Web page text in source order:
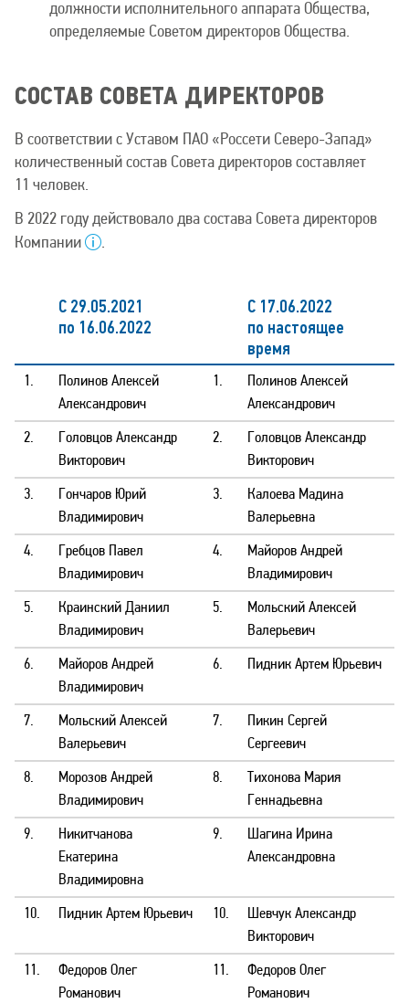
должности исполнительного аппарата Общества,
определяемые Советом директоров Общества.
СОСТАВ СОВЕТА ДИРЕКТОРОВ
В соответствии с Уставом ПАО «Россети Северо-Запад»
количественный состав Совета директоров составляет
11 человек.
В 2022 году действовало два состава Совета директоров
Компании
.
С 29.05.2021
по 16.06.2022
С 17.06.2022
по настоящее
время
1.
Полинов Алексей
Александрович
1.
Полинов Алексей
Александрович
2.
Головцов Александр
Викторович
2.
Головцов Александр
Викторович
3.
Гончаров Юрий
Владимирович
3.
Калоева Мадина
Валерьевна
4.
Гребцов Павел
Владимирович
4.
Майоров Андрей
Владимирович
5.
Краинский Даниил
Владимирович
5.
Мольский Алексей
Валерьевич
6.
Майоров Андрей
Владимирович
6. Пидник Артем Юрьевич
7.
Мольский Алексей
Валерьевич
7.
Пикин Сергей
Сергеевич
8.
Морозов Андрей
Владимирович
8.
Тихонова Мария
Геннадьевна
9.
Никитчанова
Екатерина
Владимировна
9.
Шагина Ирина
Александровна
10. Пидник Артем Юрьевич 10.
Шевчук Александр
Викторович
11.
Федоров Олег
Романович
11.
Федоров Олег
Романович